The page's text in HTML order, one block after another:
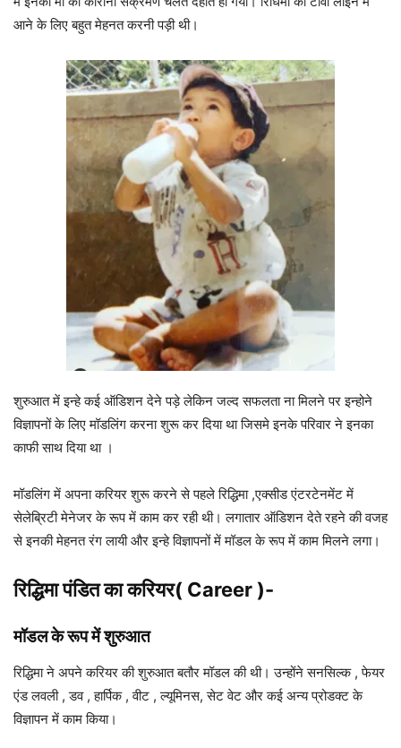
आने के लिए बहुत मेहनत करनी पड़ी थी।
शुरुआत में इन्हे कई ऑडिशन देने पड़े लेकिन जल्द सफलता ना मिलने पर इन्होने
विज्ञापनों के लिए मॉडलिंग करना शुरू कर दिया था जिसमे इनके परिवार ने इनका
काफी साथ दिया था ।
मॉडलिंग में अपना करियर शुरू करने से पहले रिद्धिमा ,एक्सीड एंटरटेनमेंट में
सेलेब्रिटी मेनेजर के रूप में काम कर रही थी। लगातार ऑडिशन देते रहने की वजह
से इनकी मेहनत रंग लायी और इन्हे विज्ञापनों में मॉडल के रूप में काम मिलने लगा।
रिद्ध‍िमा पंडित का करियर( Career )-
मॉडल के रूपमें शुरुआत
रिद्धिमा ने अपने करियर की शुरुआत बतौर मॉडल की थी। उन्होंने सनसिल्क , फेयर
एंड लवली , डव , हार्पिक , वीट , ल्यूमिनस, सेट वेट और कई अन्य प्रोडक्ट के
विज्ञापन में काम किया।